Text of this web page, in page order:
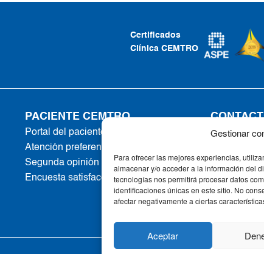
Gestionar
Para ofrecer las mejores experiencias,
almacenar y/o acceder a la información del
tecnologías nos permitirá procesar datos
identificaciones únicas en este sitio. No
afectar negativamente a ciertas
Aceptar
Certificados
Clínica CEMTRO
PACIENTE CEMTRO
Portal del paciente
Atención preferente
Segunda opinión online
Encuesta satisfacción
Tel: +34
Av.
28035,